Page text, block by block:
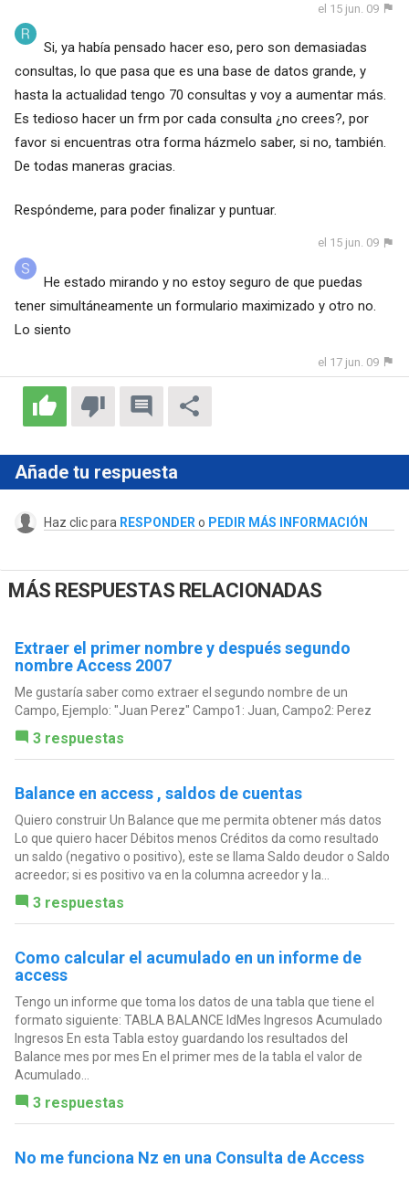
el 15 jun. 09
Si, ya había pensado hacer eso, pero son demasiadas
consultas, lo que pasa que es una base de datos grande, y
hasta la actualidad tengo 70 consultas y voy a aumentar más.
Es tedioso hacer un frm por cada consulta ¿no crees?, por
favor si encuentras otra forma házmelo saber, si no, también.
De todas maneras gracias.
Respóndeme, para poder finalizar y puntuar.
el 15 jun. 09
He estado mirando y no estoy seguro de que puedas
tener simultáneamente un formulario maximizado y otro no.
Lo siento
el 17 jun. 09
Añade tu respuesta
Haz clic para RESPONDER o PEDIR MÁS INFORMACIÓN
MÁS RESPUESTAS RELACIONADAS
Extraer el primer nombre y después segundo
nombre Access 2007
Me gustaría saber como extraer el segundo nombre de un
Campo, Ejemplo: "Juan Perez" Campo1: Juan, Campo2: Perez
3 respuestas
Balance en access , saldos de cuentas
Quiero construir Un Balance que me permita obtener más datos
Lo que quiero hacer Débitos menos Créditos da como resultado
un saldo (negativo o positivo), este se llama Saldo deudor o Saldo
acreedor; si es positivo va en la columna acreedor y la...
3 respuestas
Como calcular el acumulado en un informe de
access
Tengo un informe que toma los datos de una tabla que tiene el
formato siguiente: TABLA BALANCE IdMes Ingresos Acumulado
Ingresos En esta Tabla estoy guardando los resultados del
Balance mes por mes En el primer mes de la tabla el valor de
Acumulado...
3 respuestas
No me funciona Nz en una Consulta de Access